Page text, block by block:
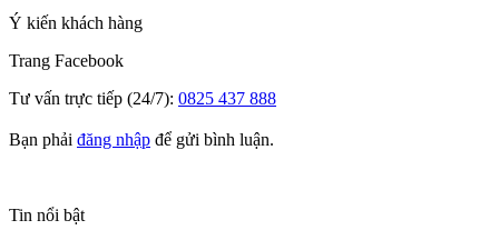
Ý kiến khách hàng
Trang Facebook
Tư vấn trực tiếp (24/7): 0825 437 888
Bạn phải đăng nhập để gửi bình luận.
Tin nổi bật